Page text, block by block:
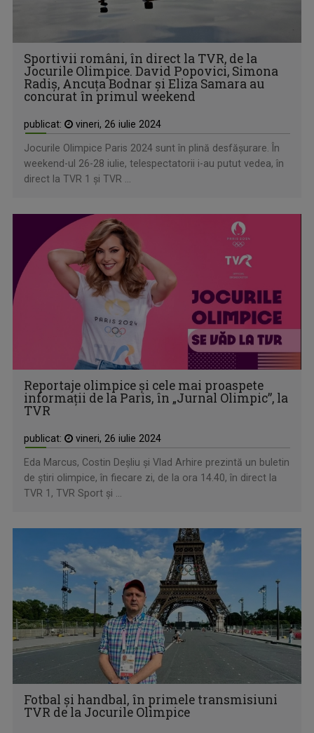
Sportivii români, în direct la TVR, de la
Jocurile Olimpice. David Popovici, Simona
Radiş, Ancuţa Bodnar şi Eliza Samara au
concurat în primul weekend
publicat: vineri, 26 iulie 2024
Jocurile Olimpice Paris 2024 sunt în plină desfăşurare. În
weekend-ul 26-28 iulie, telespectatorii i-au putut vedea, în
direct la TVR 1 şi TVR ...
Reportaje olimpice şi cele mai proaspete
informaţii de la Paris, în „Jurnal Olimpic”, la
TVR
publicat: vineri, 26 iulie 2024
Eda Marcus, Costin Deşliu şi Vlad Arhire prezintă un buletin
de ştiri olimpice, în fiecare zi, de la ora 14.40, în direct la
TVR 1, TVR Sport şi ...
Fotbal şi handbal, în primele transmisiuni
TVR de la Jocurile Olimpice